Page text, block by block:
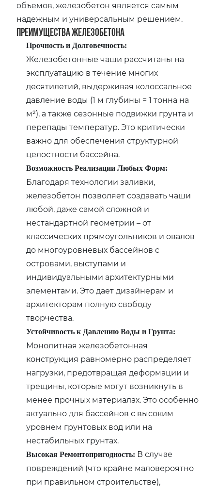
объемов‚ железобетон является самым
надежным и универсальным решением.
Преимущества Железобетона
Прочность и Долговечность:
Железобетонные чаши рассчитаны на
эксплуатацию в течение многих
десятилетий‚ выдерживая колоссальное
давление воды (1 м глубины = 1 тонна на
м²)‚ а также сезонные подвижки грунта и
перепады температур. Это критически
важно для обеспечения структурной
целостности бассейна.
Возможность Реализации Любых Форм:
Благодаря технологии заливки‚
железобетон позволяет создавать чаши
любой‚ даже самой сложной и
нестандартной геометрии – от
классических прямоугольников и овалов
до многоуровневых бассейнов с
островами‚ выступами и
индивидуальными архитектурными
элементами. Это дает дизайнерам и
архитекторам полную свободу
творчества.
Устойчивость к Давлению Воды и Грунта:
Монолитная железобетонная
конструкция равномерно распределяет
нагрузки‚ предотвращая деформации и
трещины‚ которые могут возникнуть в
менее прочных материалах. Это особенно
актуально для бассейнов с высоким
уровнем грунтовых вод или на
нестабильных грунтах.
Высокая Ремонтопригодность: В случае
повреждений (что крайне маловероятно
при правильном строительстве)‚